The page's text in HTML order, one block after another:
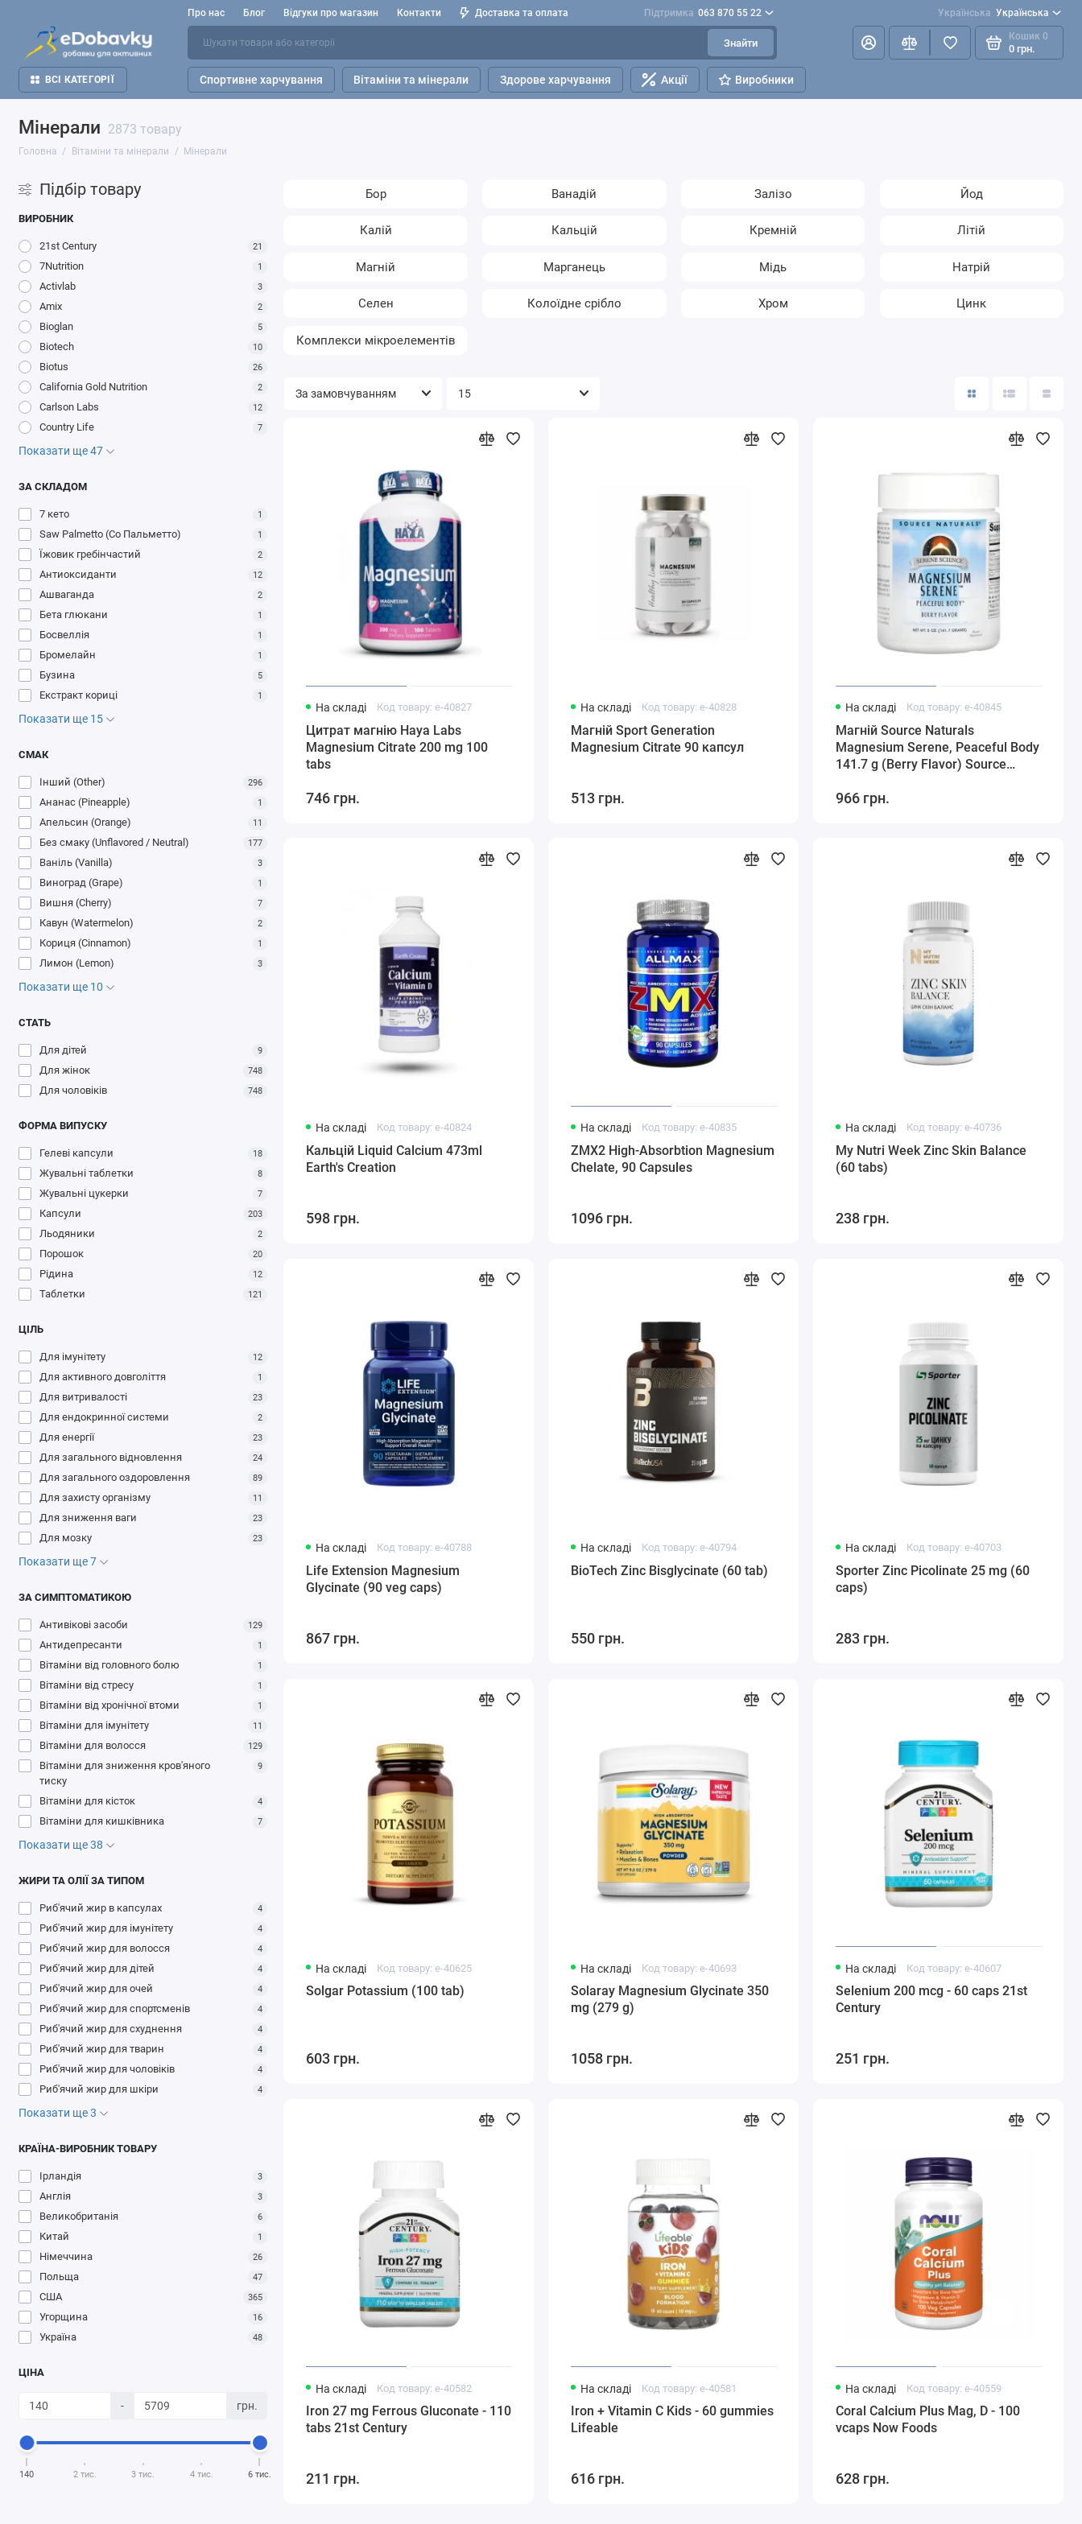
Про нас Блог Відгуки про магазин Контакти Доставка та оплата Підтримка 063 870 55 22 Українська Українська
Знайти
Кошик 0
0 грн.
ВСІ КАТЕГОРІЇ Спортивне харчування Вітаміни та мінерали Здорове харчування Акції Виробники
Мінерали 2873 товару
Головна Вітаміни та мінерали Мінерали
Підбір товару
ВИРОБНИК
21st Century 21
7Nutrition 1
Activlab 3
Amix 2
Bioglan 5
Biotech 10
Biotus 26
California Gold Nutrition 2
Carlson Labs 12
Country Life 7
Показати ще 47
ЗА СКЛАДОМ
7 кето 1
Saw Palmetto (Со Пальметто) 1
Їжовик гребінчастий 2
Антиоксиданти 12
Ашваганда 2
Бета глюкани 1
Босвеллія 1
Бромелайн 1
Бузина 5
Екстракт кориці 1
Показати ще 15
СМАК
Інший (Other) 296
Ананас (Pineapple) 1
Апельсин (Orange) 11
Без смаку (Unflavored / Neutral) 177
Ваніль (Vanilla) 3
Виноград (Grape) 1
Вишня (Cherry) 7
Кавун (Watermelon) 2
Кориця (Cinnamon) 1
Лимон (Lemon) 3
Показати ще 10
СТАТЬ
Для дітей 9
Для жінок 748
Для чоловіків 748
ФОРМА ВИПУСКУ
Гелеві капсули 18
Жувальні таблетки 8
Жувальні цукерки 7
Капсули 203
Льодяники 2
Порошок 20
Рідина 12
Таблетки 121
ЦІЛЬ
Для імунітету 12
Для активного довголіття 1
Для витривалості 23
Для ендокринної системи 2
Для енергії 23
Для загального відновлення 24
Для загального оздоровлення 89
Для захисту організму 11
Для зниження ваги 23
Для мозку 23
Показати ще 7
ЗА СИМПТОМАТИКОЮ
Антивікові засоби 129
Антидепресанти 1
Вітаміни від головного болю 1
Вітаміни від стресу 1
Вітаміни від хронічної втоми 1
Вітаміни для імунітету 11
Вітаміни для волосся 129
Вітаміни для зниження кров'яного
тиску
9
Вітаміни для кісток 4
Вітаміни для кишківника 7
Показати ще 38
ЖИРИ ТА ОЛІЇ ЗА ТИПОМ
Риб'ячий жир в капсулах 4
Риб'ячий жир для імунітету 4
Риб'ячий жир для волосся 4
Риб'ячий жир для дітей 4
Риб'ячий жир для очей 4
Риб'ячий жир для спортсменів 4
Риб'ячий жир для схуднення 4
Риб'ячий жир для тварин 4
Риб'ячий жир для чоловіків 4
Риб'ячий жир для шкіри 4
Показати ще 3
КРАЇНА-ВИРОБНИК ТОВАРУ
Ірландія 3
Англія 3
Великобританія 6
Китай 1
Німеччина 26
Польща 47
США 365
Угорщина 16
Україна 48
ЦІНА
- грн.
140 2 тис. 3 тис. 4 тис. 6 тис.
Бор Ванадій Залізо Йод
Калій Кальцій Кремній Літій
Магній Марганець Мідь Натрій
Селен Колоїдне срібло Хром Цинк
Комплекси мікроелементів
На складі Код товару: e-40827
Цитрат магнію Haya Labs
Magnesium Citrate 200 mg 100
tabs
746 грн.
На складі Код товару: e-40828
Магній Sport Generation
Magnesium Citrate 90 капсул
513 грн.
На складі Код товару: e-40845
Магній Source Naturals
Magnesium Serene, Peaceful Body
141.7 g (Berry Flavor) Source
966 грн.
На складі Код товару: e-40824
Кальцій Liquid Calcium 473ml
Earth's Creation
598 грн.
На складі Код товару: e-40835
ZMX2 High-Absorbtion Magnesium
Chelate, 90 Capsules
1096 грн.
На складі Код товару: e-40736
My Nutri Week Zinc Skin Balance
(60 tabs)
238 грн.
На складі Код товару: e-40788
Life Extension Magnesium
Glycinate (90 veg caps)
867 грн.
На складі Код товару: e-40794
BioTech Zinc Bisglycinate (60 tab)
550 грн.
На складі Код товару: e-40703
Sporter Zinc Picolinate 25 mg (60
caps)
283 грн.
На складі Код товару: e-40625
Solgar Potassium (100 tab)
603 грн.
На складі Код товару: e-40693
Solaray Magnesium Glycinate 350
mg (279 g)
1058 грн.
На складі Код товару: e-40607
Selenium 200 mcg - 60 caps 21st
Century
251 грн.
На складі Код товару: e-40582
Iron 27 mg Ferrous Gluconate - 110
tabs 21st Century
211 грн.
На складі Код товару: e-40581
Iron + Vitamin C Kids - 60 gummies
Lifeable
616 грн.
На складі Код товару: e-40559
Coral Calcium Plus Mag, D - 100
vcaps Now Foods
628 грн.